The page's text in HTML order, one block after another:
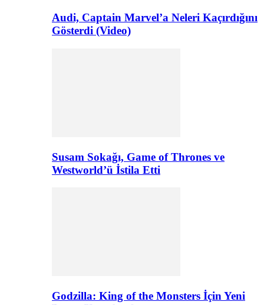
Audi, Captain Marvel’a Neleri Kaçırdığını
Gösterdi (Video)
Susam Sokağı, Game of Thrones ve
Westworld’ü İstila Etti
Godzilla: King of the Monsters İçin Yeni